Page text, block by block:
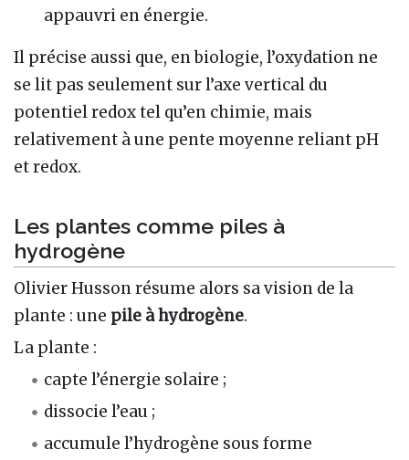
appauvri en énergie.
Il précise aussi que, en biologie, l’oxydation ne
se lit pas seulement sur l’axe vertical du
potentiel redox tel qu’en chimie, mais
relativement à une pente moyenne reliant pH
et redox.
Les plantes comme piles à
hydrogène
Olivier Husson résume alors sa vision de la
plante : une pile à hydrogène.
La plante :
capte l’énergie solaire ;
dissocie l’eau ;
accumule l’hydrogène sous forme